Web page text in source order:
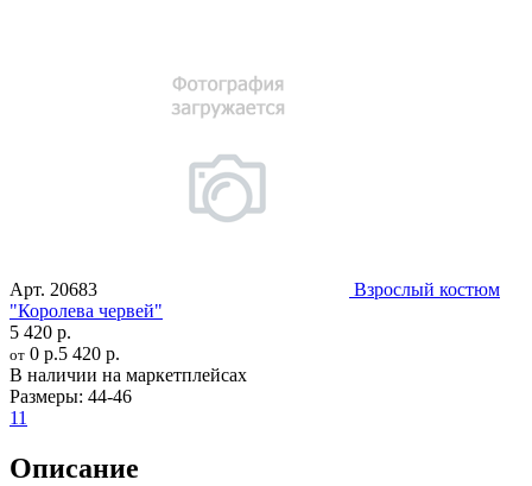
Арт. 20683
Взрослый костюм
"Королева червей"
5 420 р.
от 0 р.5 420 р.
В наличии на маркетплейсах
Размеры: 44-46
11
Описание